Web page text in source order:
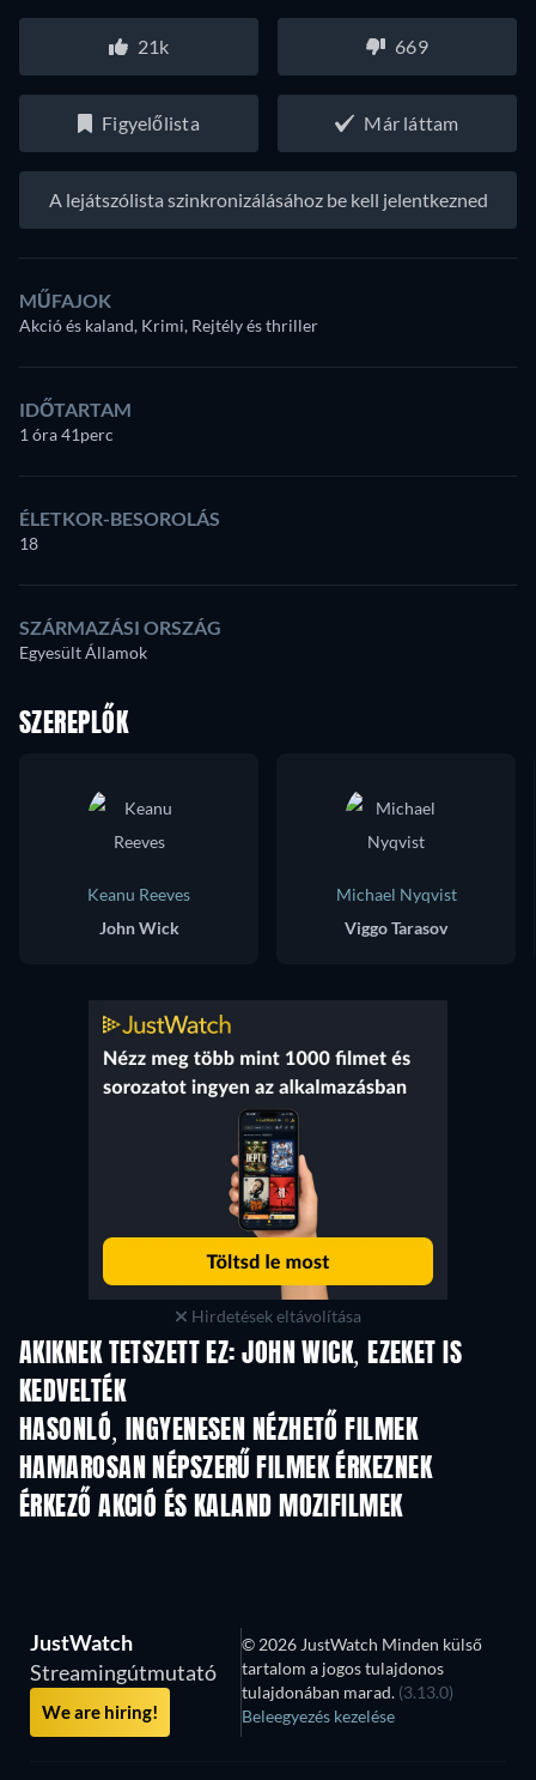
21k 669
Figyelőlista Már láttam
A lejátszólista szinkronizálásához be kell jelentkezned
MŰFAJOK
Akció és kaland, Krimi, Rejtély és thriller
IDŐTARTAM
1 óra 41perc
ÉLETKOR-BESOROLÁS
18
SZÁRMAZÁSI ORSZÁG
Egyesült Államok
SZEREPLŐK
Keanu Reeves
John Wick
Michael Nyqvist
Viggo Tarasov
Hirdetések eltávolítása
AKIKNEK TETSZETT EZ: JOHN WICK, EZEKET IS
KEDVELTÉK
HASONLÓ, INGYENESEN NÉZHETŐ FILMEK
HAMAROSAN NÉPSZERŰ FILMEK ÉRKEZNEK
ÉRKEZŐ AKCIÓ ÉS KALAND MOZIFILMEK
JustWatch
Streamingútmutató
We are hiring!
© 2026 JustWatch Minden külső
tartalom a jogos tulajdonos
tulajdonában marad. (3.13.0)
Beleegyezés kezelése